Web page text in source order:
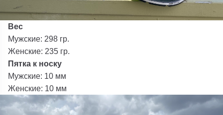
Вес
Мужские: 298 гр.
Женские: 235 гр.
Пятка к носку
Мужские: 10 мм
Женские: 10 мм